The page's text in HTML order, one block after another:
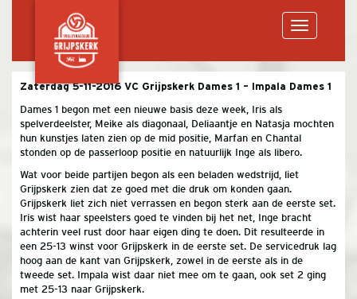
Zaterdag 5-11-2016 VC Grijpskerk Dames 1 – Impala Dames 1
Dames 1 begon met een nieuwe basis deze week, Iris als
spelverdeelster, Meike als diagonaal, Deliaantje en Natasja mochten
hun kunstjes laten zien op de mid positie, Marfan en Chantal
stonden op de passerloop positie en natuurlijk Inge als libero.
Wat voor beide partijen begon als een beladen wedstrijd, liet
Grijpskerk zien dat ze goed met die druk om konden gaan.
Grijpskerk liet zich niet verrassen en begon sterk aan de eerste set.
Iris wist haar speelsters goed te vinden bij het net, Inge bracht
achterin veel rust door haar eigen ding te doen. Dit resulteerde in
een 25-13 winst voor Grijpskerk in de eerste set. De servicedruk lag
hoog aan de kant van Grijpskerk, zowel in de eerste als in de
tweede set. Impala wist daar niet mee om te gaan, ook set 2 ging
met 25-13 naar Grijpskerk.